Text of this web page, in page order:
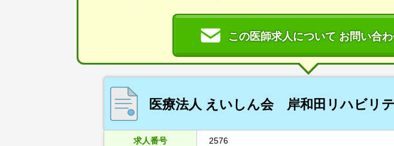
この医師求人について お問い合
医療法人 えいしん会 岸和田リハビリ
求人番号 2576